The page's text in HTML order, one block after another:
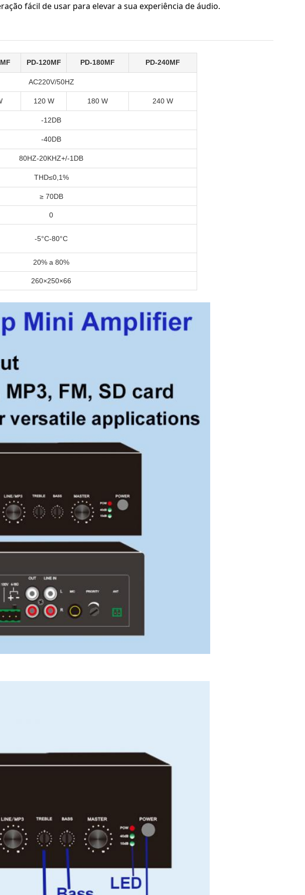
fácil de usar para elevar a sua experiência de áudio.
PD-120MF PD-180MF PD-240MF
AC220V/50HZ
120 W 180 W 240 W
-12DB
-40DB
80HZ-20KHZ+/-1DB
THD≤0,1%
≥ 70DB
0
-5°C-80°C
20% a 80%
260×250×66